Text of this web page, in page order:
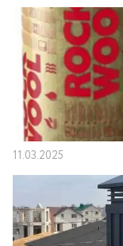
11.03.2025